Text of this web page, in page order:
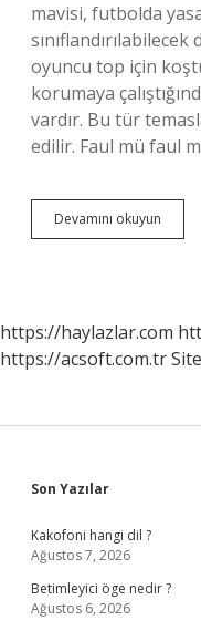
mavisi, futbolda
oyuncu top için
korumaya
vardır. Bu tür
edilir. Faul mü faul
Devamını okuyun
Mü
https://haylazlar.com
https://acsoft.com.tr
Sidebar
Son Yazılar
Kakofoni hangi dil ?
Ağustos 7, 2026
Betimleyici öge nedir ?
Ağustos 6, 2026